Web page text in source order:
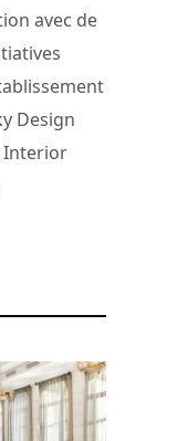
avec de
Design
Interior